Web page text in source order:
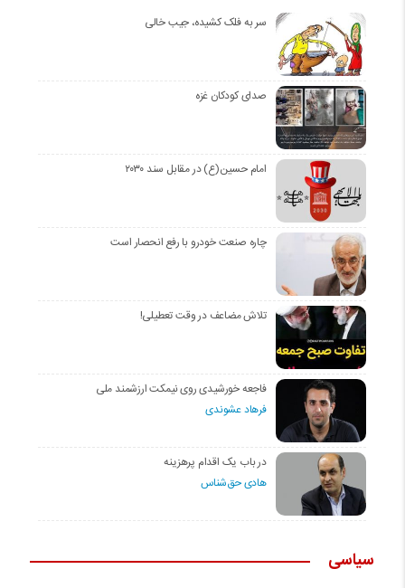
سر به فلک کشیده، جیب خالی
صدای کودکان غزه
امام حسین(ع) در مقابل سند ۲۰۳۰
چاره صنعت خودرو با رفع انحصار است
تلاش مضاعف در وقت تعطیلی!
فاجعه خورشیدی روی نیمکت ارزشمند ملی
فرهاد عشوندی
در باب یک اقدام پرهزینه
هادی حق‌شناس
سیاسی